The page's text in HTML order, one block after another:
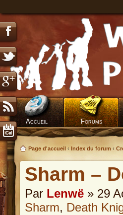
Accueil Forums
Page d'accueil ‹ Index du forum ‹
Sharm –
Par Lenwë » 29
Sharm, Death